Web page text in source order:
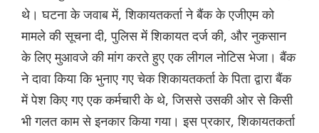
थे। घटना के जवाब में, शिकायतकर्ता ने बैंक के एजीएम को
मामले की सूचना दी, पुलिस में शिकायत दर्ज की, और नुकसान
के लिए मुआवजे की मांग करते हुए एक लीगल नोटिस भेजा। बैंक
ने दावा किया कि भुनाए गए चेक शिकायतकर्ता के पिता द्वारा बैंक
में पेश किए गए एक कर्मचारी के थे, जिससे उसकी ओर से किसी
भी गलत काम से इनकार किया गया। इस प्रकार, शिकायतकर्ता